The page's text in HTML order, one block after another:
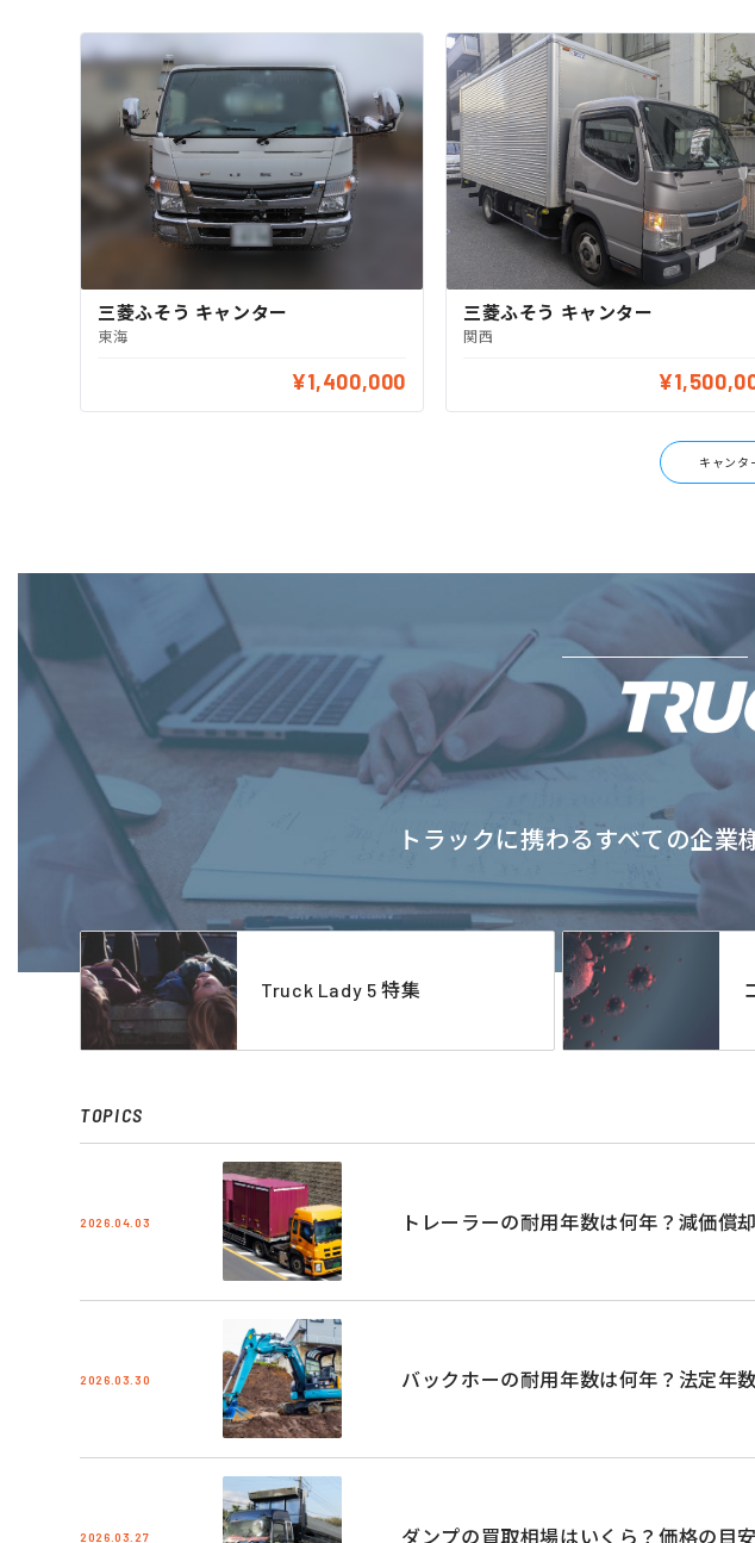
三菱ふそう キャンター
東海
¥1,400,000
三菱ふそう キャンター
関西
キャンタ
トラックに携わるすべての企業
Truck Lady 5 特集
TOPICS
2026.04.03 トレーラーの耐用年数は何年？減価償
2026.03.30 バックホーの耐用年数は何年？法定年
2026.03.27 ダンプの買取相場はいくら？価格の目